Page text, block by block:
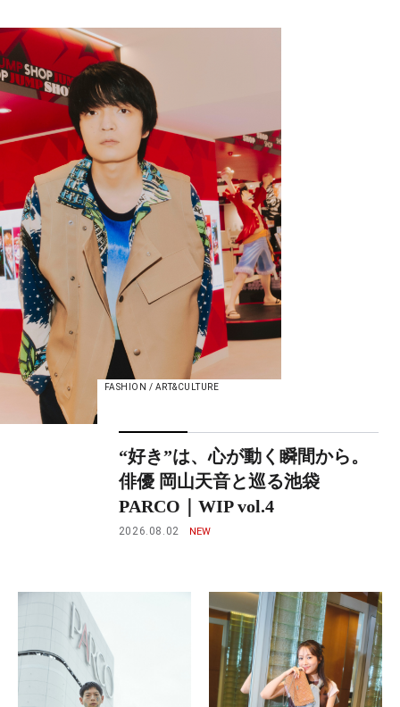
FASHION / ART&CULTURE
“好き”は、心が動く瞬間から。
俳優 岡山天音と巡る池袋
PARCO｜WIP vol.4
2026.08.02